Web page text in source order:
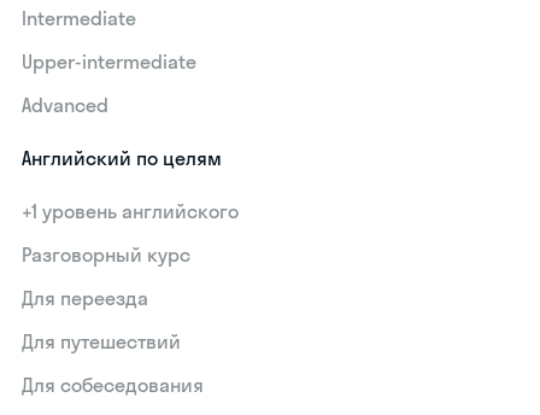
Intermediate
Upper-intermediate
Advanced
Английский по целям
+1 уровень английского
Разговорный курс
Для переезда
Для путешествий
Для собеседования